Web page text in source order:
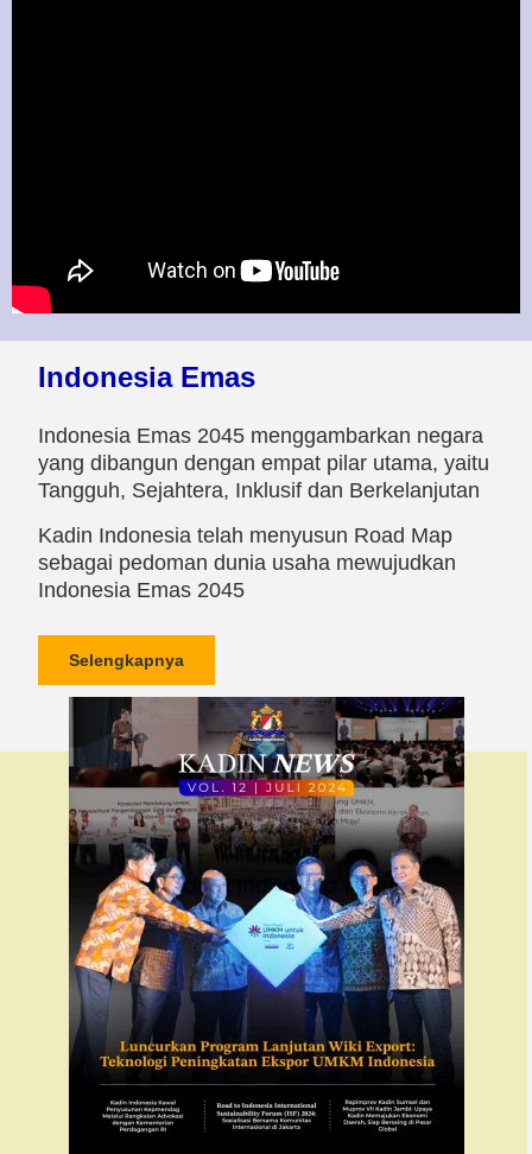
Indonesia Emas
Indonesia Emas 2045 menggambarkan negara
yang dibangun dengan empat pilar utama, yaitu
Tangguh, Sejahtera, Inklusif dan Berkelanjutan
Kadin Indonesia telah menyusun Road Map
sebagai pedoman dunia usaha mewujudkan
Indonesia Emas 2045
Selengkapnya